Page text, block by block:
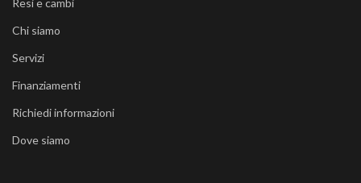
Chi siamo
Servizi
Finanziamenti
Richiedi informazioni
Dove siamo